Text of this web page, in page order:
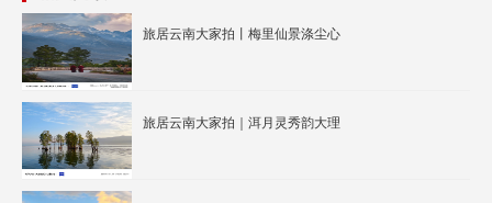
旅居云南大家拍丨梅里仙景涤尘心
旅居云南大家拍｜洱月灵秀韵大理